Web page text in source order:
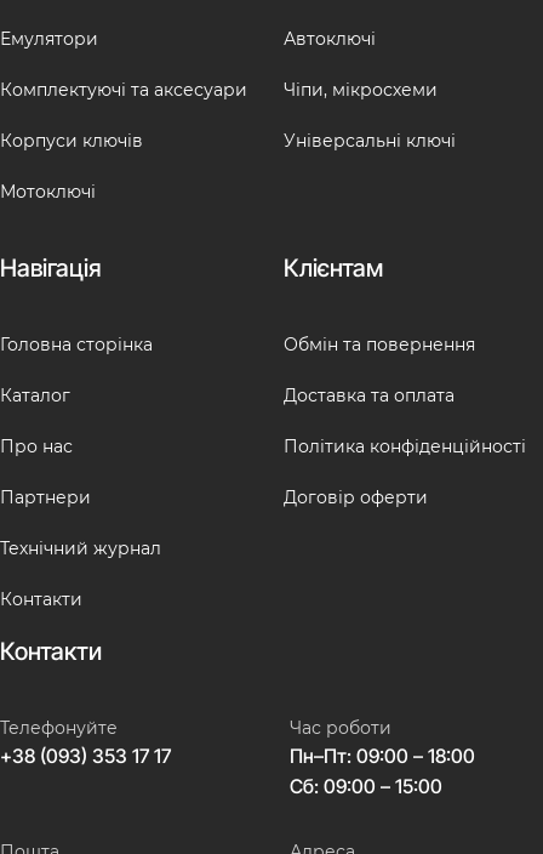
Емулятори
Комплектуючі та аксесуари
Корпуси ключів
Мотоключі
Автоключі
Чіпи, мікросхеми
Універсальні ключі
Навігація
Головна сторінка
Каталог
Про нас
Партнери
Технічний журнал
Контакти
Клієнтам
Обмін та повернення
Доставка та оплата
Політика конфіденційності
Договір оферти
Контакти
Телефонуйте
+38 (093) 353 17 17
Час роботи
Пн–Пт: 09:00 – 18:00
Сб: 09:00 – 15:00